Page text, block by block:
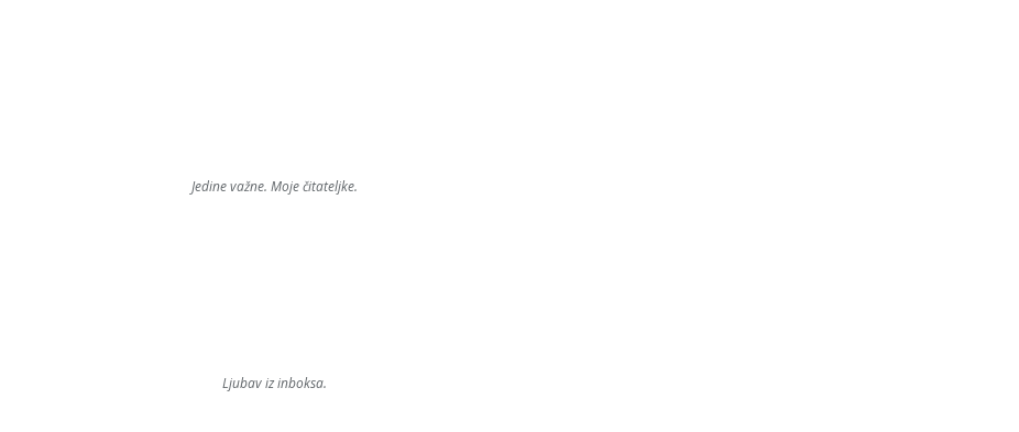
Jedine važne. Moje čitateljke.
Ljubav iz inboksa.